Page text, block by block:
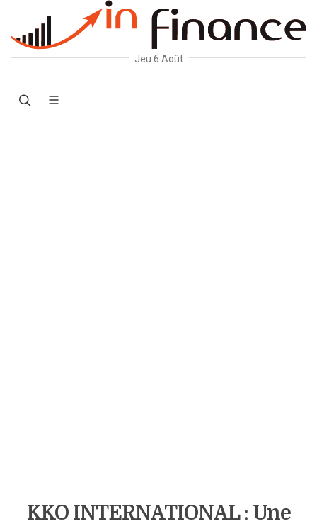
Jeu 6 Août
KKO INTERNATIONAL : Une